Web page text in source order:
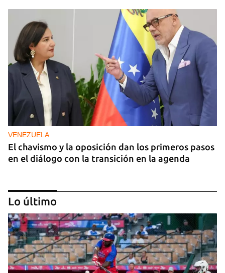
VENEZUELA
El chavismo y la oposición dan los primeros pasos
en el diálogo con la transición en la agenda
Lo último